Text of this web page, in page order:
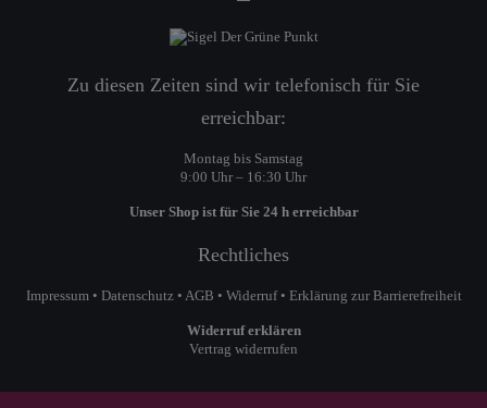
Zu diesen Zeiten sind wir telefonisch für Sie
erreichbar:
Montag bis Samstag
9:00 Uhr – 16:30 Uhr
Unser Shop ist für Sie 24 h erreichbar
Rechtliches
Impressum • Datenschutz• AGB • Widerruf• Erklärung zur Barrierefreiheit
Widerruf erklären
Vertrag widerrufen